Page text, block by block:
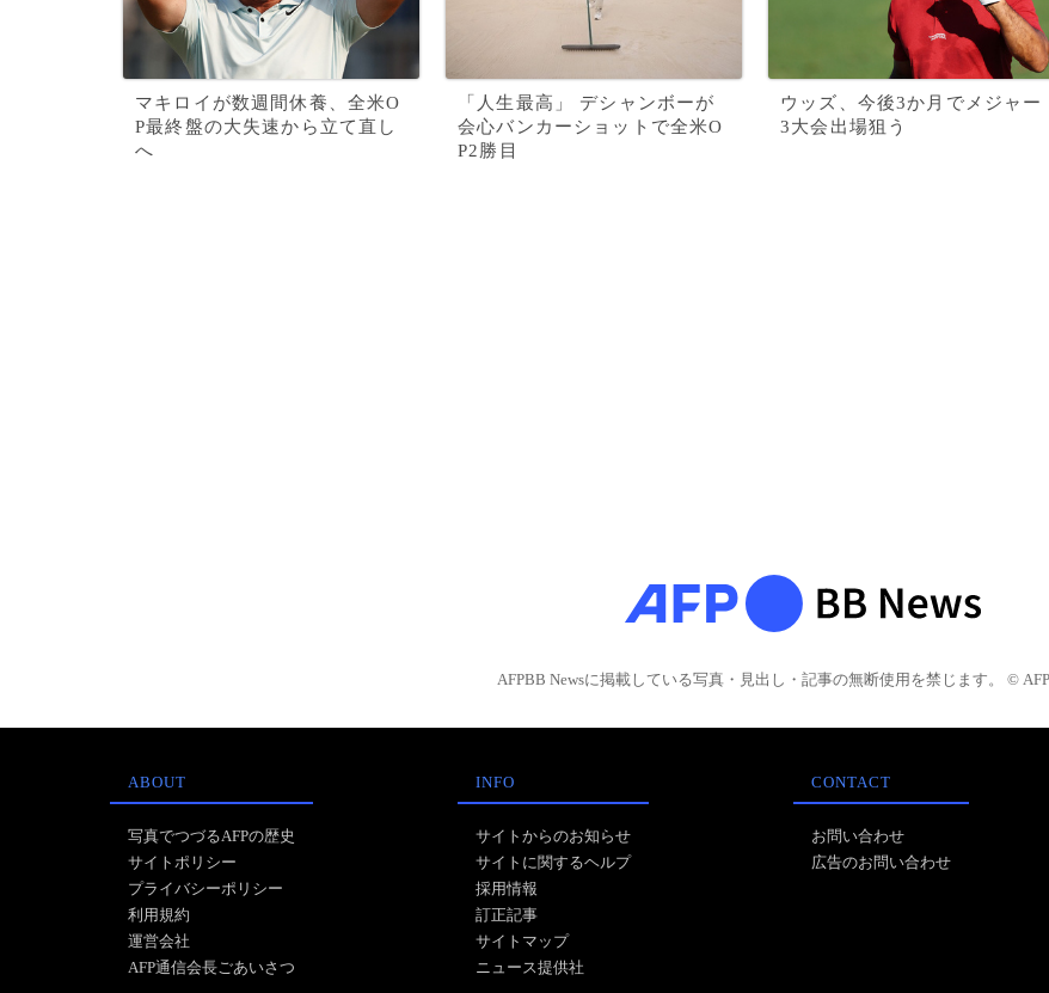
マキロイが数週間休養、全米O
P最終盤の大失速から立て直し
へ
「人生最高」 デシャンボーが
会心バンカーショットで全米O
P2勝目
ウッズ、今後3か月でメジャー
3大会出場狙う
AFPBB Newsに掲載している写真・見出し・記事の無断使用を禁じます。 ©
ABOUT
写真でつづるAFPの歴史
サイトポリシー
プライバシーポリシー
利用規約
運営会社
AFP通信会長ごあいさつ
INFO
サイトからのお知らせ
サイトに関するヘルプ
採用情報
訂正記事
サイトマップ
ニュース提供社
CONTACT
お問い合わせ
広告のお問い合わせ